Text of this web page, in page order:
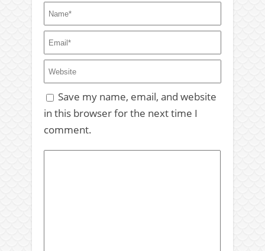
Save my name, email, and website
in this browser for the next time I
comment.